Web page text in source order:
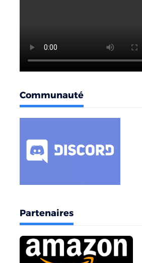
Communauté
Partenaires